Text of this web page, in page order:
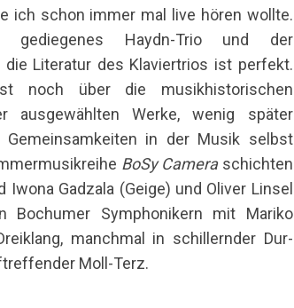
ich schon immer mal live hören wollte.
Haydn-Trio und der
die Literatur des Klaviertrios ist perfekt.
noch über die musikhistorischen
ausgewählten Werke, wenig später
in der Musik selbst
BoSy Cameraschichten
Iwona Gadzala (Geige) und Oliver Linsel
Bochumer Symphonikern mit Mariko
manchmal in schillernder Dur-
Moll-Terz.